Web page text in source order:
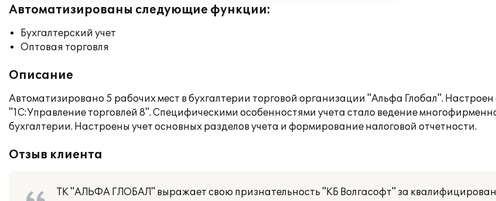
Автоматизированы следующие функции:
Бухгалтерский учет
Оптовая торговля
Описание
Автоматизировано 5 рабочих мест в бухгалтерии торговой организации "Альфа Глобал".
"1С:Управление торговлей 8". Специфическими особенностями учета стало ведение
бухгалтерии. Настроены учет основных разделов учета и формирование налоговой отчетности.
Отзыв клиента
ТК "АЛЬФА ГЛОБАЛ" выражает свою признательность "КБ Волгасофт" за